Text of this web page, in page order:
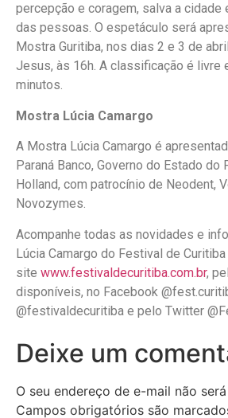
percepção e coragem, salva a cidade
das pessoas. O espetáculo será
Mostra Guritiba, nos dias 2 e 3 de
Jesus, às 16h. A classificação é livre
minutos.
Mostra Lúcia Camargo
A Mostra Lúcia Camargo é
Paraná Banco, Governo do Estado do
Holland, com patrocínio de Neodent,
Novozymes.
Acompanhe todas as novidades e
Lúcia Camargo do Festival de
site www.festivaldecuritiba.com.br,
disponíveis, no Facebook
@festivaldecuritiba e pelo Twitter
Deixe um
O seu endereço de e-mail não
Campos obrigatórios são